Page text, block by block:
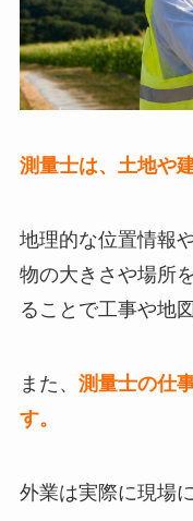
測量士は、土地や
地理的な位置情報
物の大きさや場所
ることで工事や地
また、 測量士の仕
す。
外業は実際に現場